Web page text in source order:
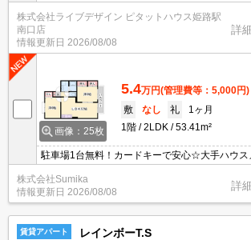
シュレット★
株式会社ライブデザイン ピタットハウス姫路駅
南口店
情報更新日 2026/08/08
詳
画像：25枚
5.4万円(管理費等：5,000円)
敷
なし 礼
1ヶ月
1階
2LDK 53.41m²
駐車場1台無料！カードキーで安心☆大手ハウス
株式会社Sumika
情報更新日 2026/08/08
詳
賃貸アパート レインボーT.S